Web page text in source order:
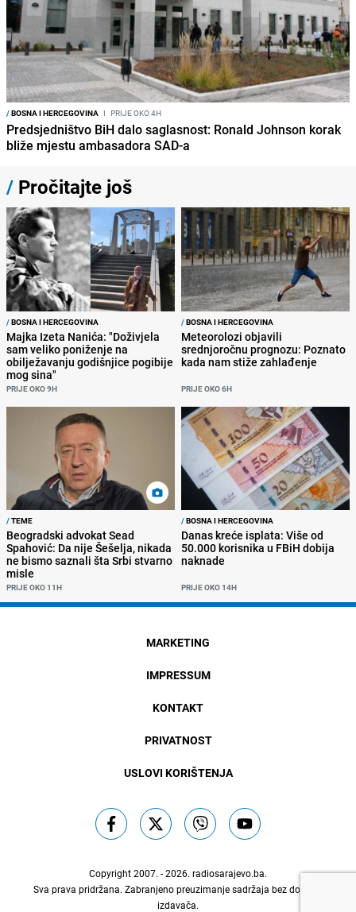
/BOSNA I HERCEGOVINA I PRIJE OKO 4H
Predsjedništvo BiH dalo saglasnost: Ronald Johnson korak
bliže mjestu ambasadora SAD-a
/ Pročitajte još
/BOSNA I HERCEGOVINA
Majka Izeta Nanića: "Doživjela
sam veliko poniženje na
obilježavanju godišnjice pogibije
mog sina"
PRIJE OKO 9H
/BOSNA I HERCEGOVINA
Meteorolozi objavili
srednjoročnu prognozu: Poznato
kada nam stiže zahlađenje
PRIJE OKO 6H
/TEME
Beogradski advokat Sead
Spahović: Da nije Šešelja, nikada
ne bismo saznali šta Srbi stvarno
misle
PRIJE OKO 11H
/BOSNA I HERCEGOVINA
Danas kreće isplata: Više od
50.000 korisnika u FBiH dobija
naknade
PRIJE OKO 14H
MARKETING
IMPRESSUM
KONTAKT
PRIVATNOST
USLOVI KORIŠTENJA
Copyright 2007. - 2026. radiosarajevo.ba.
Sva prava pridržana. Zabranjeno preuzimanje sadržaja bez dozvole
izdavača.